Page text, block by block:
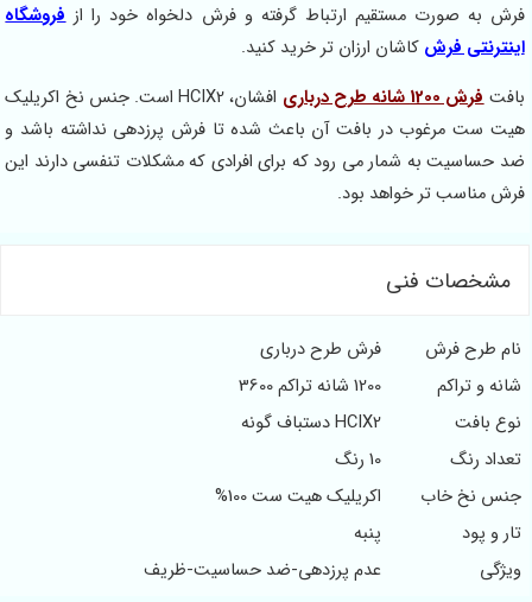
فرش به صورت مستقیم ارتباط گرفته و فرش دلخواه خود را ازفروشگاه
اینترنتی فرش کاشان ارزان تر خرید کنید.
بافتفرش 1200 شانه طرح درباری
افشان، HCIX2 است. جنس نخ اکریلیک
هیت ست مرغوب در بافت آن باعث شده تا فرش پرزدهی نداشته باشد و
ضد حساسیت به شمار می رود که برای افرادی که مشکلات تنفسی دارند این
فرش مناسب تر خواهد بود.
مشخصات فنی
نام طرح فرش
فرش طرح درباری
شانه و تراکم
1200 شانه تراکم 3600
نوع بافت
HCIX2 دستباف گونه
تعداد رنگ
10 رنگ
جنس نخ خاب
اکریلیک هیت ست 100%
تار و پود
پنبه
ویژگی
عدم پرزدهی-ضد حساسیت-ظریف